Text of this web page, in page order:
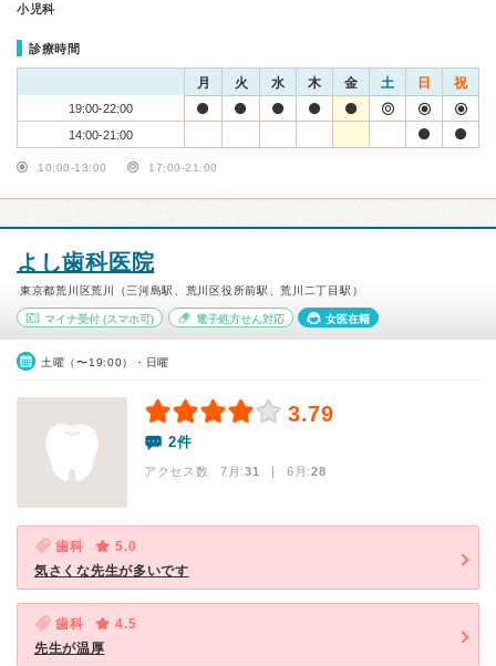
小児科
診療時間
月 火 水 木 金 土 日 祝
19:00-22:00
14:00-21:00
10:00-13:00 17:00-21:00
よし歯科医院
東京都荒川区荒川（三河島駅、荒川区役所前駅、荒川二丁目駅）
マイナ受付 (スマホ可) 電子処方せん対応 女医在籍
土曜（〜19:00）・日曜
3.79
2件
アクセス数 7月:31 | 6月:28
歯科
5.0
気さくな先生が多いです
歯科
4.5
先生が温厚